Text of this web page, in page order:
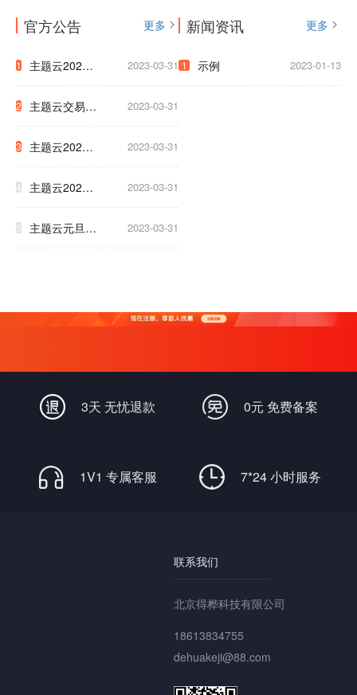
官方公告 更多
1 主题云2023
年中秋国庆放
假公告
2023-03-31
2 主题云交易支
付系统升级公
告
2023-03-31
3 主题云2023
年五一放假公
告
2023-03-31
4 主题云2023
年春节放假公
2023-03-31
5 主题云元旦大 2023-03-31
新闻资讯 更多
1 示例 2023-01-13
3天 无忧退款 0元 免费备案
1V1 专属客服 7*24 小时服务
联系我们
北京得桦科技有限公司
18613834755
dehuakeji@88.com